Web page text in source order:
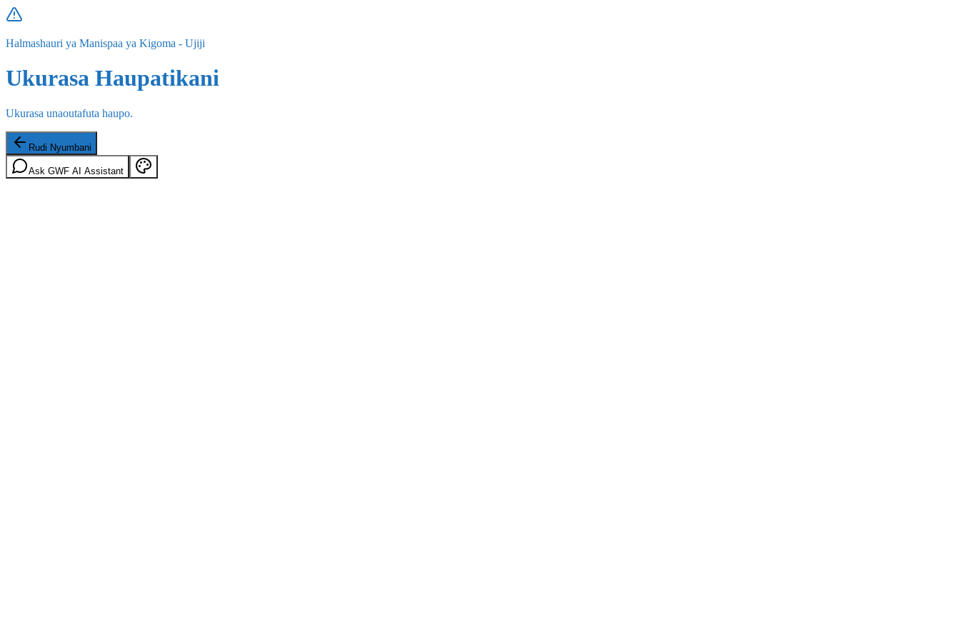
Halmashauri ya Manispaa ya Kigoma - Ujiji
Ukurasa Haupatikani
Ukurasa unaoutafuta haupo.
Rudi Nyumbani
Ask GWF AI Assistant